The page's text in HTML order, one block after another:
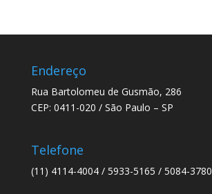
Endereço
Rua Bartolomeu de Gusmão, 286
CEP: 0411-020 / São Paulo – SP
Telefone
(11) 4114-4004 / 5933-5165 / 5084-3780